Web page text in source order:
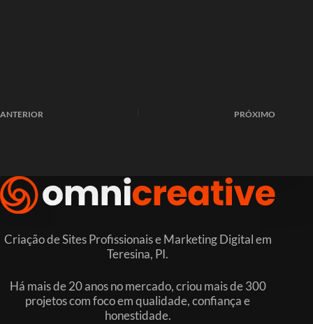
ANTERIOR PRÓXIMO
Criação de Sites Profissionais e Marketing Digital em
Teresina, PI.
Há mais de 20 anos no mercado, criou mais de 300
projetos com foco em qualidade, confiança e
honestidade.